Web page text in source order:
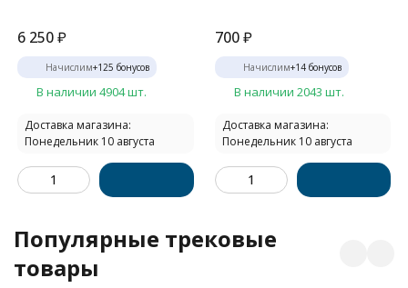
6 250₽
Начислим+125 бонусов
В наличии 4904 шт.
Доставка магазина:
Понедельник 10 августа
700 ₽
Начислим+14бонусов
В наличии 2043 шт.
Доставка магазина:
Понедельник 10 августа
Популярные трековые
товары